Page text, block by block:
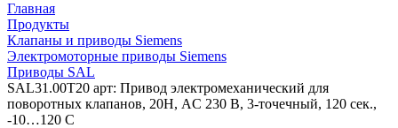
Главная
Продукты
Клапаны и приводы Siemens
Электромоторные приводы Siemens
Приводы SAL
SAL31.00T20 арт: Привод электромеханический для
поворотных клапанов, 20Н, AC 230 В, 3-точечный, 120 сек.,
-10…120 C